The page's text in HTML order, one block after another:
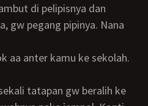
di pelipisnya dan
gw pegang pipinya. Nana
aa anter kamu ke sekolah.